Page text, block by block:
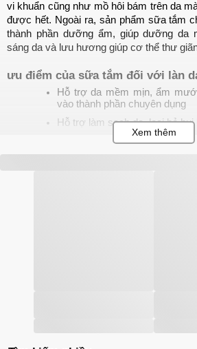
vi khuẩn cũng như mồ hôi bám trên da
được hết. Ngoài ra, sản phẩm sữa tắm
thành phần dưỡng ẩm, giúp dưỡng da
sáng da và lưu hương giúp cơ thể thư
ưu điểm của sữa tắm đối với làn
Hỗ trợ da mềm mịn, ẩm
vào thành phần chuyên dụng
Hỗ trợ làm sạch da, loại bỏ
Hỗ trợ giảm tình trạng viêm